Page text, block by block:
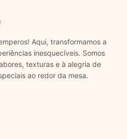
Aqui, transformamos a
inesquecíveis. Somos
texturas e à alegria de
ao redor da mesa.